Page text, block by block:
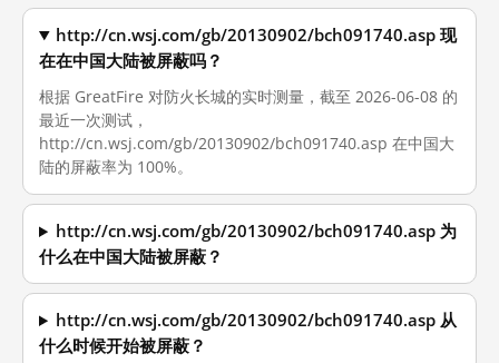
http://cn.wsj.com/gb/20130902/bch091740.asp 现
在在中国大陆被屏蔽吗？
根据 GreatFire 对防火长城的实时测量，截至 2026-06-08 的
最近一次测试，
http://cn.wsj.com/gb/20130902/bch091740.asp 在中国大
陆的屏蔽率为 100%。
http://cn.wsj.com/gb/20130902/bch091740.asp 为
什么在中国大陆被屏蔽？
http://cn.wsj.com/gb/20130902/bch091740.asp 从
什么时候开始被屏蔽？